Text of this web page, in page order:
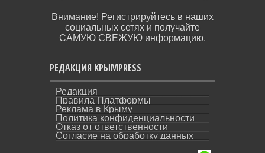
Внимание! Регистрируйтесь в наших
социальных сетях и получайте
САМУЮ СВЕЖУЮ информацию.
РЕДАКЦИЯ КРЫМPRESS
Редакция
Правила Платформы
Реклама в Крыму
Политика конфиденциальности
Отказ от ответственности
Согласие на обработку данных